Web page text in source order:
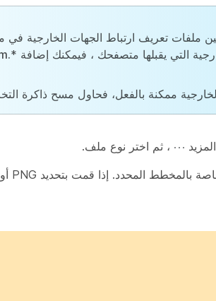
ملفات تعريف ارتباط الجهات الخارجية
التي يقبلها متصفحك ، فيمكنك إضافة *.webex.com
ممكنة بالفعل، فحاول مسح ذاكرة
، ثم اختر نوع ملف.